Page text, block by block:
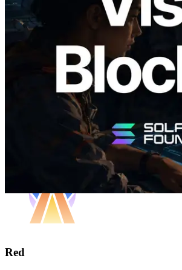
producción de bloque por
Validador asignado
Leer este artículo
Red